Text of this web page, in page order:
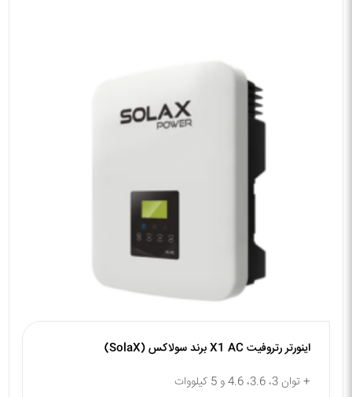
اینورتر رتروفیت X1 AC برند سولاکس (SolaX)
+ توان 3، 3.6، 4.6 و 5 کیلووات